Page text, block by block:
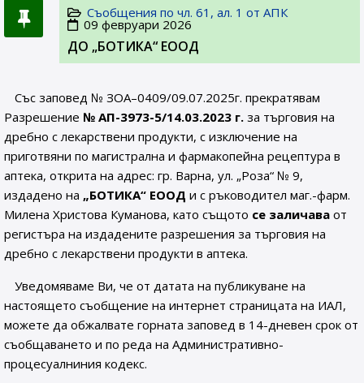
Съобщения по чл. 61, ал. 1 от АПК
09 февруари 2026
ДО „БОТИКА“ ЕООД
Със заповед № ЗОА–0409/09.07.2025г. прекратявам
Разрешение № АП-3973-5/14.03.2023 г. за търговия на
дребно с лекарствени продукти, с изключение на
приготвяни по магистрална и фармакопейна рецептура в
аптека, открита на адрес: гр. Варна, ул. „Роза“ № 9,
издадено на „БОТИКА“ ЕООД и с ръководител маг.-фарм.
Милена Христова Куманова, като същото се заличава от
регистъра на издадените разрешения за търговия на
дребно с лекарствени продукти в аптека.
Уведомяваме Ви, че от датата на публикуване на
настоящето съобщение на интернет страницата на ИАЛ,
можете да обжалвате горната заповед в 14-дневен срок от
съобщаването и по реда на Административно-
процесуалниния кодекс.